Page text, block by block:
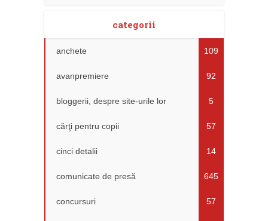
categorii
anchete 109
avanpremiere 92
bloggerii, despre site-urile lor 5
cărţi pentru copii 57
cinci detalii 14
comunicate de presă 645
concursuri 57